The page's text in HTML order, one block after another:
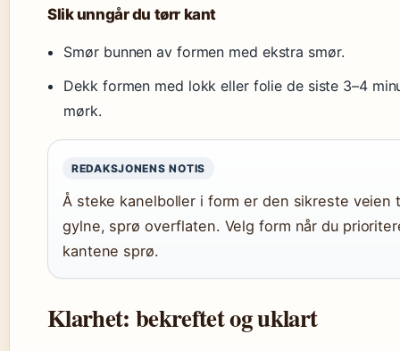
Slik unngår du tørr kant
Smør bunnen av formen med ekstra smør.
Dekk formen med lokk eller folie de siste 3–4
mørk.
REDAKSJONENS NOTIS
Å steke kanelboller i form er den sikreste veien
gylne, sprø overflaten. Velg form når du
kantene sprø.
Klarhet: bekreftet og uklart